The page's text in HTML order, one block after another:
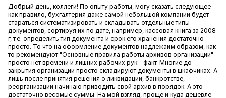
Добрый день, коллеги! По опыту работы, могу сказать следующее -
как правило, бухгалтерия даже самой небольшой компании будет
стараться систематизировать и складывать отдельные типы
документов, сортируя их по дате, например, кассовая книга за 2008
г, т.е. определить тип документа и срок его хранения достаточно
просто. То что на оформление документов надлежаим образом, как
то рекомендуют "Основные правила работы архивов организации"
просто нет времени и лишних рабочих рук - факт. Многие до
закрытия организации просто складируют документы в шкафчиках. А
лишь после принятия решения о ликвидации, банкротстве,
реорганизации начинаю приводить свой архив в порядок. А это
достаточно весомые суммы. На мой взгляд, проще и куда дешевле